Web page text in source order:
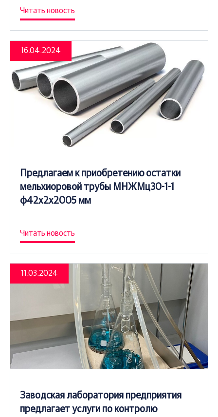
Читать новость
16.04.2024
Предлагаем к приобретению остатки
мельхиоровой трубы МНЖМц30-1-1
ф42х2х2005 мм
Читать новость
11.03.2024
Заводская лаборатория предприятия
предлагает услуги по контролю